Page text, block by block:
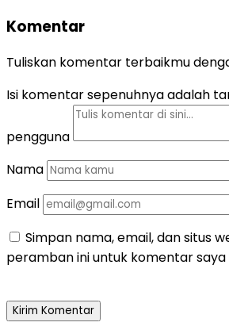
Komentar
Tuliskan komentar terbaikmu
Isi komentar sepenuhnya adalah
pengguna
Nama
Email
Simpan nama, email, dan situs
peramban ini untuk komentar